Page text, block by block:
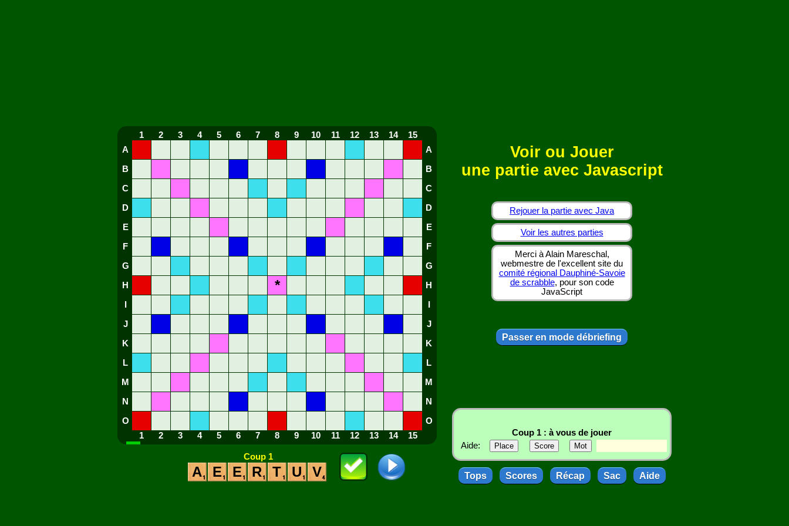
1 2 3 4 5 6 7 8 9 10 11 12 13 14
15
A
A
B B
C C
D D
E E
F F
G G
H * H
J J
K K
L L
M M
N N
O
O
1
2 3 4 5 6 7 8 9 10 11 12 13 14 15
Coup 1
A E E R T U V
Voir ou Jouer
une partie avec Javascript
Rejouer la partie avec Java
Voir les autres parties
Merci à Alain Mareschal,
webmestre de l'excellent site du
comité régional Dauphiné-Savoie
de scrabble, pour son code
JavaScript
Passer en mode débriefing
Coup 1 : à vous de jouer
Aide:
Tops Scores Récap Sac Aide